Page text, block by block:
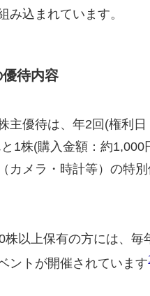
み込まれています。
優待内容
主優待は、年2回(権利日
1株(購入金額：約1,000
カメラ・時計等）の特
株以上保有の方には、毎
ントが開催されています